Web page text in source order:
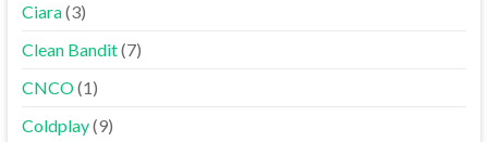
Ciara(3)
Clean Bandit(7)
CNCO(1)
Coldplay(9)